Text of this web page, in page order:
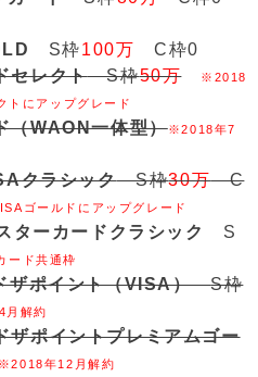
S枠100万 C枠0
セレクトS枠50万
※2018
トにアップグレード
（WAON一体型）※2018年7
クラシックS枠30万C
ゴールドにアップグレード
ターカードクラシック
S
ード共通枠
ザポイント（VISA）S枠
解約
ザポイントプレミアムゴー
※2018年12月解約